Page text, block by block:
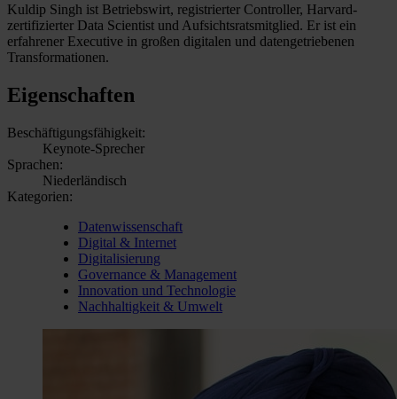
Kuldip Singh ist Betriebswirt, registrierter Controller, Harvard-
zertifizierter Data Scientist und Aufsichtsratsmitglied. Er ist ein
erfahrener Executive in großen digitalen und datengetriebenen
Transformationen.
Eigenschaften
Beschäftigungsfähigkeit:
Keynote-Sprecher
Sprachen:
Niederländisch
Kategorien:
Datenwissenschaft
Digital & Internet
Digitalisierung
Governance & Management
Innovation und Technologie
Nachhaltigkeit & Umwelt